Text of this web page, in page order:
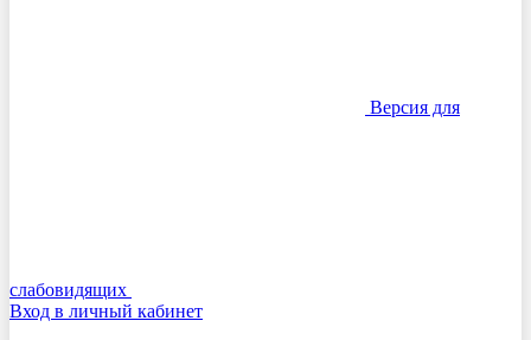
Версия для
слабовидящих
Вход в личный кабинет